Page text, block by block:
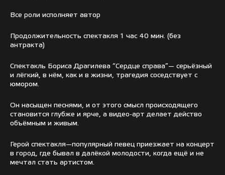
Все роли исполняет автор
Продолжительность спектакля 1 час 40 мин. (без
антракта)
Спектакль Бориса Драгилева “Сердце справа”— серьёзный
и лёгкий, в нём, как и в жизни, трагедия соседствует с
юмором.
Он насыщен песнями, и от этого смысл происходящего
становится глубже и ярче, а видео-арт делает действо
объёмным и живым.
Герой спектакля—популярный певец приезжает на концерт
в город, где бывал в далёкой молодости, когда ещё и не
мечтал стать артистом.